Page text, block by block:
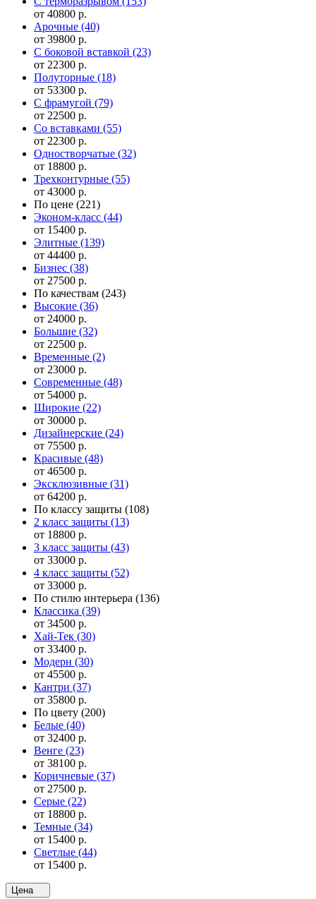
от 40800 р.
Арочные (40)
от 39800 р.
С боковой вставкой (23)
от 22300 р.
Полуторные (18)
от 53300 р.
С фрамугой (79)
от 22500 р.
Cо вставками (55)
от 22300 р.
Одностворчатые (32)
от 18800 р.
Трехконтурные (55)
от 43000 р.
По цене (221)
Эконом-класс (44)
от 15400 р.
Элитные (139)
от 44400 р.
Бизнес (38)
от 27500 р.
По качествам (243)
Высокие (36)
от 24000 р.
Большие (32)
от 22500 р.
Временные (2)
от 23000 р.
Современные (48)
от 54000 р.
Широкие (22)
от 30000 р.
Дизайнерские (24)
от 75500 р.
Красивые (48)
от 46500 р.
Эксклюзивные (31)
от 64200 р.
По классу защиты (108)
2 класс защиты (13)
от 18800 р.
3 класс защиты (43)
от 33000 р.
4 класс защиты (52)
от 33000 р.
По стилю интерьера (136)
Классика (39)
от 34500 р.
Хай-Тек (30)
от 33400 р.
Модерн (30)
от 45500 р.
Кантри (37)
от 35800 р.
По цвету (200)
Белые (40)
от 32400 р.
Венге (23)
от 38100 р.
Коричневые (37)
от 27500 р.
Серые (22)
от 18800 р.
Темные (34)
от 15400 р.
Светлые (44)
от 15400 р.
Цена